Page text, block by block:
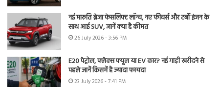
नई मारुति ब्रेजा फेसलिफ्ट लॉन्च, नए फीचर्स और टर्बो इंजन के
साथ आई SUV, जानें क्या है कीमत
26 July 2026 - 3:56 PM
E20 पेट्रोल, फ्लेक्स फ्यूल या EV कार? नई गाड़ी खरीदने से
पहले जानें किसमें है ज्यादा फायदा
23 July 2026 - 7:41 PM